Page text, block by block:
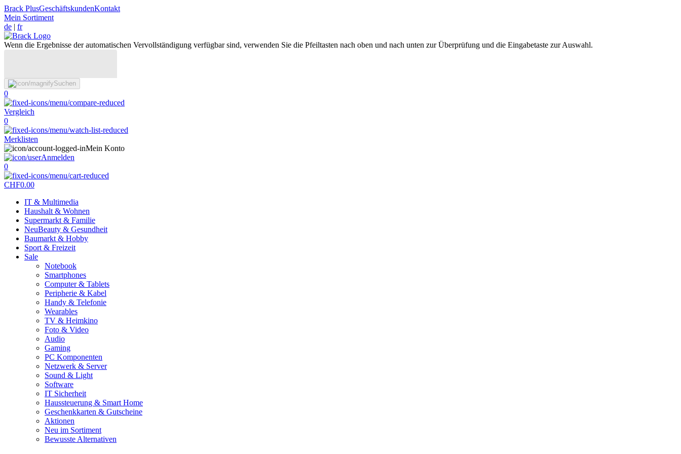
Brack PlusGeschäftskundenKontakt
Mein Sortiment
de | fr
Wenn die Ergebnisse der automatischen Vervollständigung verfügbar sind, verwenden Sie die Pfeiltasten nach oben und nach unten zur Überprüfung und die Eingabetaste zur Auswahl.
Suchen
0
Vergleich
0
Merklisten
Mein Konto
Anmelden
0
CHF0.00
IT & Multimedia
Haushalt & Wohnen
Supermarkt & Familie
NeuBeauty & Gesundheit
Baumarkt & Hobby
Sport & Freizeit
Sale
Notebook
Smartphones
Computer & Tablets
Peripherie & Kabel
Handy & Telefonie
Wearables
TV & Heimkino
Foto & Video
Audio
Gaming
PC Komponenten
Netzwerk & Server
Sound & Light
Software
IT Sicherheit
Haussteuerung & Smart Home
Geschenkkarten & Gutscheine
Aktionen
Neu im Sortiment
Bewusste Alternativen